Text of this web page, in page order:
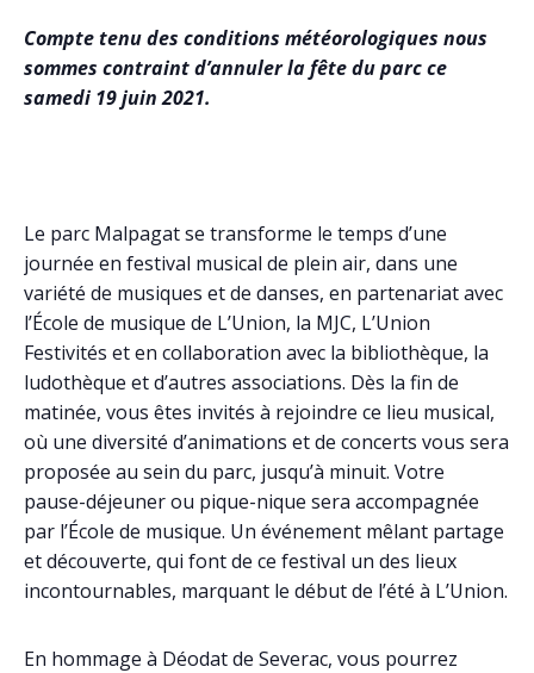
Compte tenu des conditions météorologiques nous
sommes contraint d’annuler la fête du parc ce
samedi 19 juin 2021.
Le parc Malpagat se transforme le temps d’une
journée en festival musical de plein air, dans une
variété de musiques et de danses, en partenariat avec
l’École de musique de L’Union, la MJC, L’Union
Festivités et en collaboration avec la bibliothèque, la
ludothèque et d’autres associations. Dès la fin de
matinée, vous êtes invités à rejoindre ce lieu musical,
où une diversité d’animations et de concerts vous sera
proposée au sein du parc, jusqu’à minuit. Votre
pause-déjeuner ou pique-nique sera accompagnée
par l’École de musique. Un événement mêlant partage
et découverte, qui font de ce festival un des lieux
incontournables, marquant le début de l’été à L’Union.
En hommage à Déodat de Severac, vous pourrez